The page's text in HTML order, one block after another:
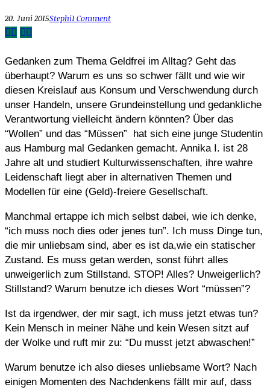
20. Juni 2015Stephi1 Comment
Gedanken zum Thema Geldfrei im Alltag? Geht das
überhaupt? Warum es uns so schwer fällt und wie wir
diesen Kreislauf aus Konsum und Verschwendung durch
unser Handeln, unsere Grundeinstellung und gedankliche
Verantwortung vielleicht ändern könnten? Über das
“Wollen” und das “Müssen” hat sich eine junge Studentin
aus Hamburg mal Gedanken gemacht. Annika I. ist 28
Jahre alt und studiert Kulturwissenschaften, ihre wahre
Leidenschaft liegt aber in alternativen Themen und
Modellen für eine (Geld)-freiere Gesellschaft.
Manchmal ertappe ich mich selbst dabei, wie ich denke,
“ich muss noch dies oder jenes tun”. Ich muss Dinge tun,
die mir unliebsam sind, aber es ist da,wie ein statischer
Zustand. Es muss getan werden, sonst führt alles
unweigerlich zum Stillstand. STOP! Alles? Unweigerlich?
Stillstand? Warum benutze ich dieses Wort “müssen”?
Ist da irgendwer, der mir sagt, ich muss jetzt etwas tun?
Kein Mensch in meiner Nähe und kein Wesen sitzt auf
der Wolke und ruft mir zu: “Du musst jetzt abwaschen!”
Warum benutze ich also dieses unliebsame Wort? Nach
einigen Momenten des Nachdenkens fällt mir auf, dass